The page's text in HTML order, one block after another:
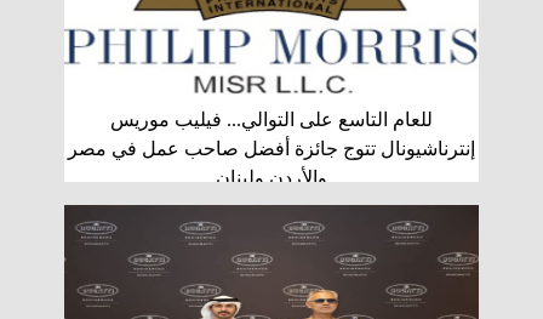
للعام التاسع على التوالي... فيليب موريس
إنترناشيونال تتوج جائزة أفضل صاحب عمل في مصر
والأردن ولبنان